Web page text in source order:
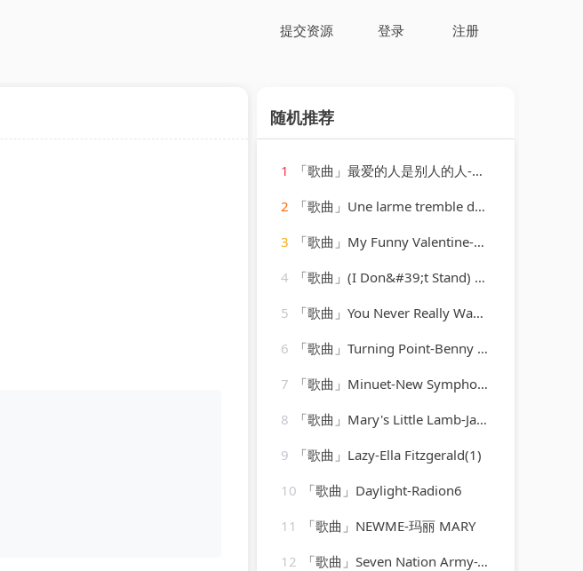
提交资源 登录 注册
随机推荐
1
「歌曲」最爱的人是别人的人-丹娜
2
「歌曲」Une larme tremble dans tes yeux jaloux, Op. 6 No. 4-Anton Diakov、Baldo Podic
3
「歌曲」My Funny Valentine-Chet Baker
4
「歌曲」(I Don&#39;t Stand) a Ghost of a Chance-cab calloway & his orchestra
5
「歌曲」You Never Really Wanted Me-Charlie Rich
6
「歌曲」Turning Point-Benny Golson
7
「歌曲」Minuet-New Symphony Orchestra
8
「歌曲」Mary's Little Lamb-James Darren
9
「歌曲」Lazy-Ella Fitzgerald(1)
10
「歌曲」Daylight-Radion6
11
「歌曲」NEWME-玛丽 MARY
12
「歌曲」Seven Nation Army-The Vocal Masters